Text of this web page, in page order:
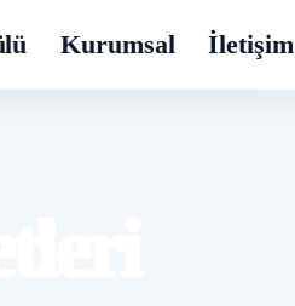
Kurumsal İletişim